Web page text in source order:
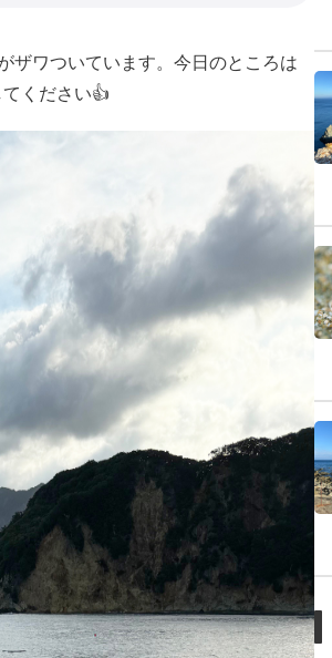
ザワついています。今日のところは
ください👍